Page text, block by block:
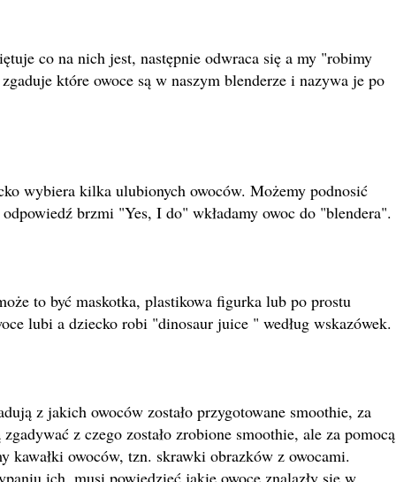
co na nich jest, następnie odwraca się a my "robimy
które owoce są w naszym blenderze i nazywa je po
wybiera kilka ulubionych owoców. Możemy podnosić
brzmi "Yes, I do" wkładamy owoc do "blendera".
to być maskotka, plastikowa figurka lub po prostu
lubi a dziecko robi "dinosaur juice " według wskazówek.
z jakich owoców zostało przygotowane smoothie, za
z czego zostało zrobione smoothie, ale za pomocą
kawałki owoców, tzn. skrawki obrazków z owocami.
ich, musi powiedzieć jakie owoce znalazły się w